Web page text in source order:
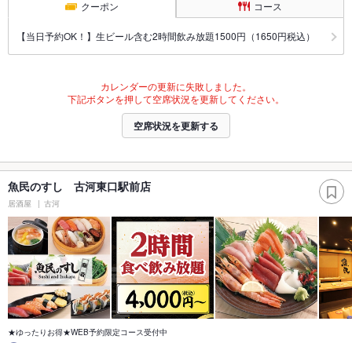
クーポン コース
【当日予約OK！】生ビール含む2時間飲み放題1500円（1650円税込）
カレンダーの更新に失敗しました。
下記ボタンを押して空席状況を更新してください。
空席状況を更新する
魚民のすし 古河東口駅前店
居酒屋 古河
★ゆったりお得★WEB予約限定コース受付中